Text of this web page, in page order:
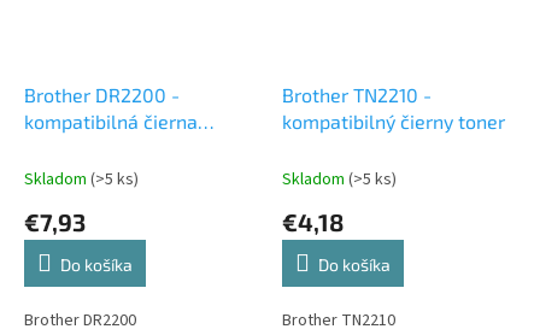
Brother DR2200 -
kompatibilná čierna
Skladom (>5 ks)
€7,93
Do košíka
Brother DR2200
Brother TN2210 -
kompatibilný čierny toner
Skladom (>5 ks)
€4,18
Do košíka
Brother TN2210